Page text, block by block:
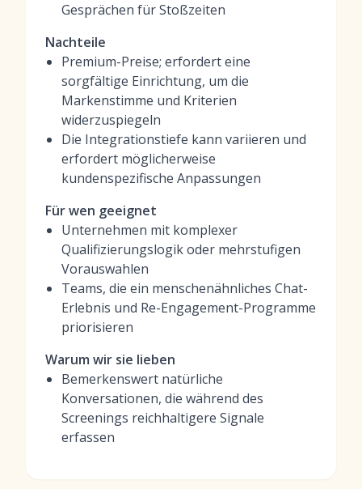
Gesprächen für Stoßzeiten
Nachteile
Premium-Preise; erfordert eine
sorgfältige Einrichtung, um die
Markenstimme und Kriterien
widerzuspiegeln
Die Integrationstiefe kann variieren und
erfordert möglicherweise
kundenspezifische Anpassungen
Für wen geeignet
Unternehmen mit komplexer
Qualifizierungslogik oder mehrstufigen
Vorauswahlen
Teams, die ein menschenähnliches Chat-
Erlebnis und Re-Engagement-Programme
priorisieren
Warum wir sie lieben
Bemerkenswert natürliche
Konversationen, die während des
Screenings reichhaltigere Signale
erfassen